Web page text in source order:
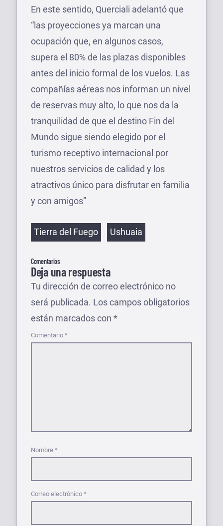
En este sentido, Querciali adelantó que
“las proyecciones ya marcan una
ocupación que, en algunos casos,
supera el 80% de las plazas disponibles
antes del inicio formal de los vuelos. Las
compañías aéreas nos informan un nivel
de reservas muy alto, lo que nos da la
tranquilidad de que el destino Fin del
Mundo sigue siendo elegido por el
turismo receptivo internacional por
nuestros servicios de calidad y los
atractivos único para disfrutar en familia
y con amigos”
Etiquetas
Tierra del Fuego Ushuaia
Comentarios
Deja una respuesta
Tu dirección de correo electrónico no
será publicada. Los campos obligatorios
están marcados con *
Comentario *
Nombre *
Correo electrónico *